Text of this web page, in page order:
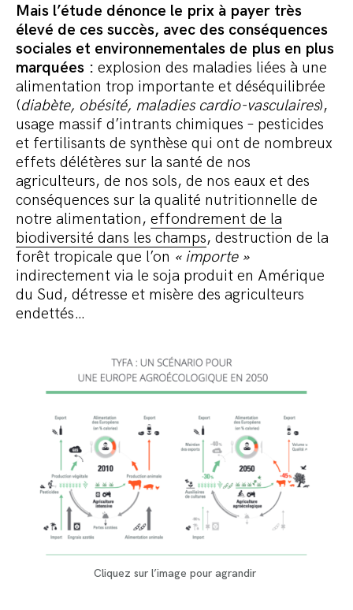
Mais l’étude dénonce le prix à payer très
élevé de ces succès, avec des conséquences
sociales et environnementales de plus en plus
marquées : explosion des maladies liées à une
alimentation trop importante et déséquilibrée
(diabète, obésité, maladies cardio-vasculaires),
usage massif d’intrants chimiques – pesticides
et fertilisants de synthèse qui ont de nombreux
effets délétères sur la santé de nos
agriculteurs, de nos sols, de nos eaux et des
conséquences sur la qualité nutritionnelle de
notre alimentation, effondrement de la
biodiversité dans les champs, destruction de la
forêt tropicale que l’on « importe »
indirectement via le soja produit en Amérique
du Sud, détresse et misère des agriculteurs
endettés…
Cliquez sur l’image pour agrandir